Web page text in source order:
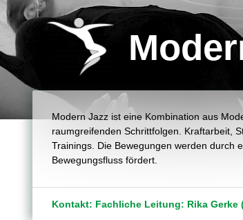
Modern Jazz ist eine Kombination aus
raumgreifenden Schrittfolgen. Kraftarbeit,
Trainings. Die Bewegungen werden durch
Bewegungsfluss fördert.
Kontakt: Fachliche Leitung: Rika Gerke